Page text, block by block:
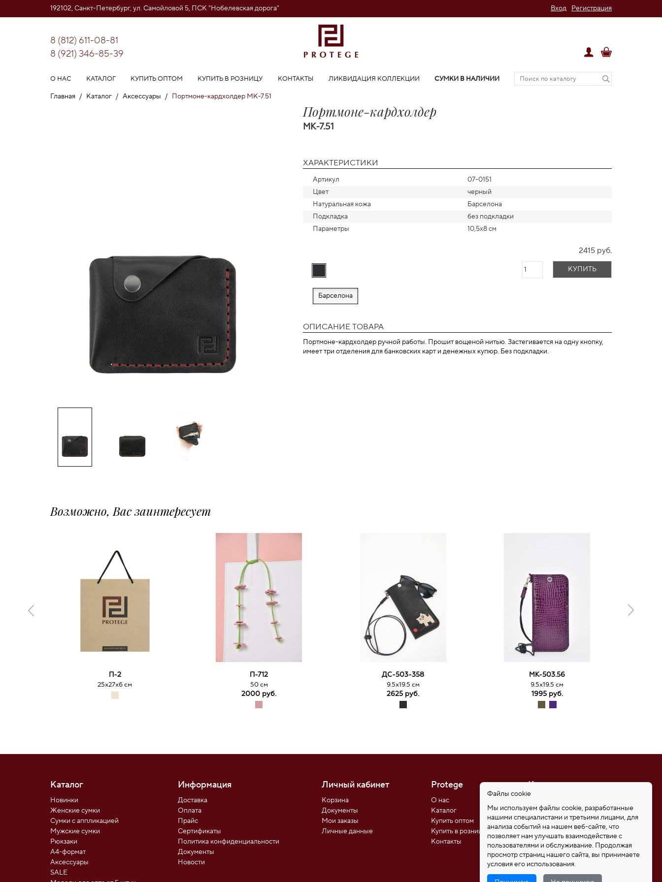
192102, Санкт-Петербург, ул. Самойловой 5, ПСК "Нобелевская дорога" Регистрация
Вход
8 (812) 611-08-81
8 (921) 346-85-39
О НАС КАТАЛОГ КУПИТЬ ОПТОМ КУПИТЬ В РОЗНИЦУ КОНТАКТЫ ЛИКВИДАЦИЯ КОЛЛЕКЦИИ СУМКИ В НАЛИЧИИ
Главная / Каталог / Аксессуары / Портмоне-кардхолдер MK-7.51
Портмоне-кардхолдер
MK-7.51
ХАРАКТЕРИСТИКИ
Артикул
07-0151
Цвет
черный
Натуральная кожа
Барселона
Подкладка
без подкладки
Параметры
10,5х8 см
2415 руб.
КУПИТЬ
Барселона
ОПИСАНИЕ ТОВАРА
Портмоне-кардхолдер ручной работы. Прошит вощеной нитью. Застегивается на одну кнопку,
имеет три отделения для банковских карт и денежных купюр. Без подкладки.
Возможно, Вас заинтересует
П-2
25х27х6 см
П-712
50 см
2000 руб.
ДС-503-358
9.5х19.5 см
2625 руб.
МК-503.56
9.5х19.5 см
1995 руб.
Каталог
Новинки
Женские сумки
Сумки с аппликацией
Мужские сумки
Рюкзаки
А4-формат
Аксессуары
SALE
Информация
Доставка
Оплата
Прайс
Сертификаты
Политика конфиденциальности
Документы
Новости
Личный кабинет
Корзина
Документы
Мои заказы
Личные данные
Protege
О нас
Каталог
Купить оптом
Купить в розницу
Контакты
Контакты
8 (921) 346-85-39
192102, Санкт-Петербург,
ул. Самойловой 5, ПСК
"Нобелевская дорога"
protege_bags@mail.ru
Файлы cookie
Мы используем файлы cookie, разработанные
нашими специалистами и третьими лицами, для
анализа событий на нашем веб-сайте, что
позволяет нам улучшать взаимодействие с
пользователями и обслуживание. Продолжая
просмотр страниц нашего сайта, вы принимаете
условия его использования.